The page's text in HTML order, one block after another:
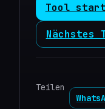
Tool
Nächstes
Teilen